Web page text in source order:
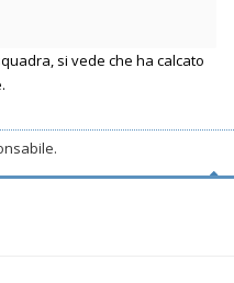
si vede che ha calcato